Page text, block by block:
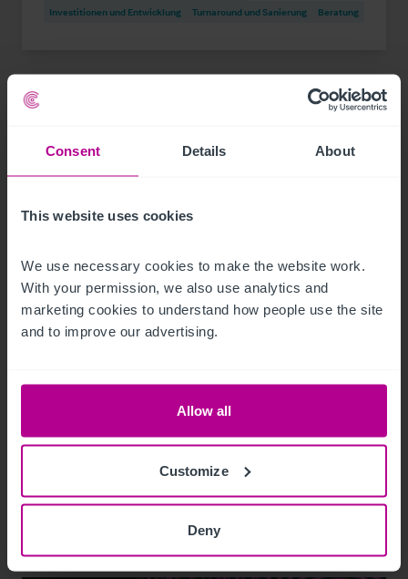
Consent Details About
This website uses cookies
We use necessary cookies to make the website work.
With your permission, we also use analytics and
marketing cookies to understand how people use the site
and to improve our advertising.
Allow all
Customize
Deny
Investitionen und Entwicklung Turnaround und Sanierung Beratung
1/17/2024
Gasometer und Graz - vermittelt von
Hotels
Vermittlung
Turnaround und Sanierung
Beratung Investitionen und Entwicklung